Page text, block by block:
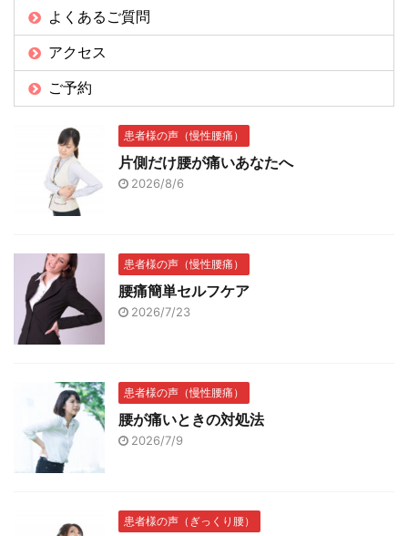
よくあるご質問
アクセス
ご予約
患者様の声（慢性腰痛）
片側だけ腰が痛いあなたへ
2026/8/6
患者様の声（慢性腰痛）
腰痛簡単セルフケア
2026/7/23
患者様の声（慢性腰痛）
腰が痛いときの対処法
2026/7/9
患者様の声（ぎっくり腰）